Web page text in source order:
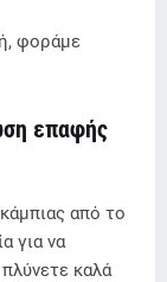
φοράμε
επαφής
από το
για να
καλά